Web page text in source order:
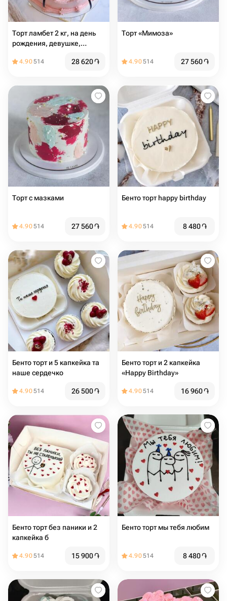
Торт ламбет 2 кг, на день
рождения, девушке,
4.90514 28 620֏
Торт «Мимоза»
4.90514 27 560֏
Торт с мазками
4.90514 27 560֏
Бенто торт happy birthday
4.90514 8 480֏
Бенто торт и 5 капкейка та
наше сердечко
4.90514 26 500֏
Бенто торт и 2 капкейка
«Happy Birthday»
4.90514 16 960֏
Бенто торт без паники и 2
капкейка б
4.90514 15 900֏
Бенто торт мы тебя любим
4.90514 8 480֏